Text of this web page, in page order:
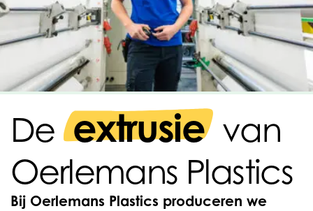
De extrusie van
Oerlemans Plastics
Bij Oerlemans Plastics produceren we